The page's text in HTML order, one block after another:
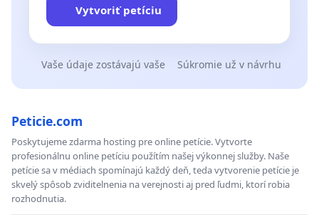
Vytvoriť petíciu
Vaše údaje zostávajú vaše Súkromie už v návrhu
Peticie.com
Poskytujeme zdarma hosting pre online petície. Vytvorte
profesionálnu online petíciu použítím našej výkonnej služby. Naše
petície sa v médiach spomínajú každý deň, teda vytvorenie petície je
skvelý spôsob zviditelnenia na verejnosti aj pred ľudmi, ktorí robia
rozhodnutia.